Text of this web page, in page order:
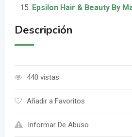
Epsilon Hair & Beauty By
Descripción
440 vistas
Añadir a Favoritos
Informar De Abuso